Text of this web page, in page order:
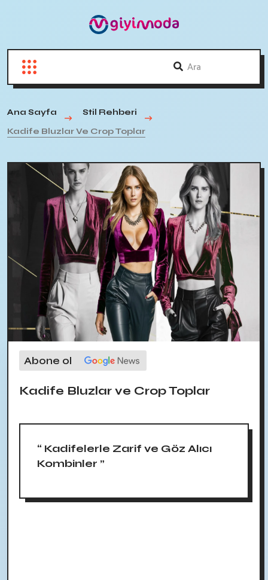
Ana Sayfa
Stil Rehberi
Kadife Bluzlar Ve Crop Toplar
Abone ol
Kadife Bluzlar ve Crop Toplar
“ Kadifelerle Zarif ve Göz Alıcı
Kombinler ”